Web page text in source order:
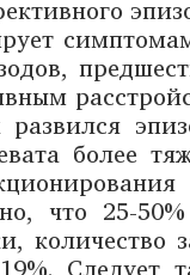
более
что 25-
количество